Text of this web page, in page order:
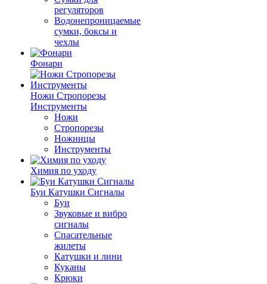
регуляторов
Водонепроницаемые
сумки, боксы и
чехлы
Фонари
Ножи Стропорезы
Инструменты
Ножи
Стропорезы
Ножницы
Инструменты
Химия по уходу
Буи Катушки Сигналы
Буи
Звуковые и вибро
сигналы
Спасательные
жилеты
Катушки и лини
Куканы
Крюки